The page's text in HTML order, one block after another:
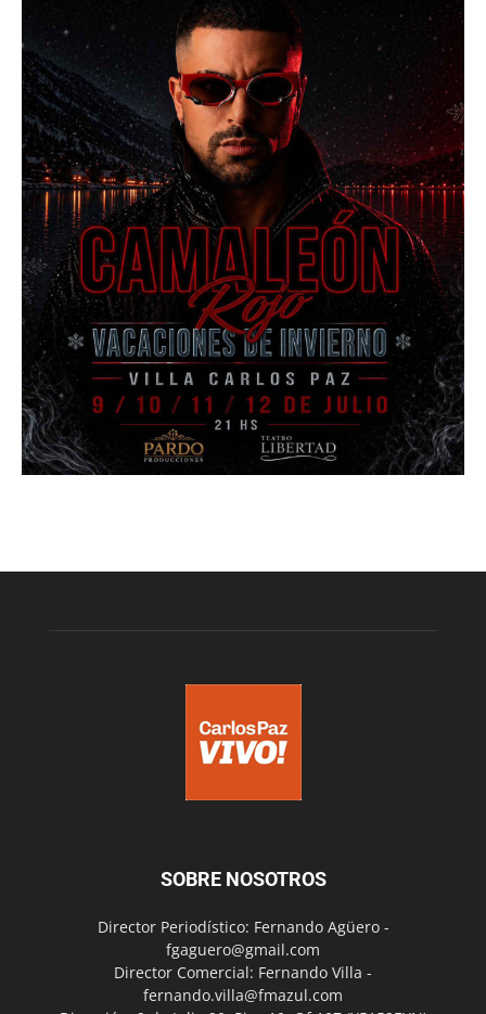
SOBRE NOSOTROS
Director Periodístico: Fernando Agüero -
fgaguero@gmail.com
Director Comercial: Fernando Villa -
fernando.villa@fmazul.com